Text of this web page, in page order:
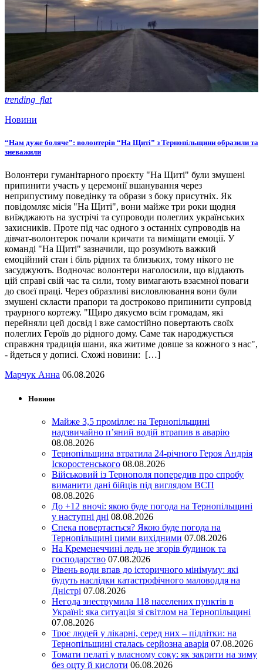
trending_flat
Новини
“Нам дуже боляче”: волонтерів “На Щиті” з Тернопільщини образили та
зневажили
Волонтери гуманітарного проєкту "На Щиті" були змушені
припинити участь у церемонії вшанування через
неприпустиму поведінку та образи з боку присутніх. Як
повідомляє місія "На Щиті", вони майже три роки щодня
виїжджають на зустрічі та супроводи полеглих українських
захисників. Проте під час одного з останніх супроводів на
дівчат-волонтерок почали кричати та виміщати емоції. У
команді "На Щиті" зазначили, що розуміють важкий
емоційний стан і біль рідних та близьких, тому нікого не
засуджують. Водночас волонтери наголосили, що віддають
цій справі свій час та сили, тому вимагають взаємної поваги
до своєї праці. Через образливі висловлювання вони були
змушені скласти прапори та достроково припинити супровід
траурного кортежу. "Щиро дякуємо всім громадам, які
перейняли цей досвід і вже самостійно повертають своїх
полеглих Героїв до рідного дому. Саме так народжується
справжня традиція шани, яка житиме довше за кожного з нас",
- йдеться у дописі. Схожі новини: […]
Марчук Анна 06.08.2026
Новини
Майже 3,5 промілле: на Тернопільщині
надзвичайно п’яний водій втрапив в аварію
08.08.2026
Тернопільщина втратила 24-річного Героя Андрія
Іскоростенського 08.08.2026
Військовий із Тернополя попередив про спробу
виманити дані бійців під виглядом ВСП
08.08.2026
До +12 вночі: якою буде погода на Тернопільщині
у наступні дні 08.08.2026
Спека повертається? Якою буде погода на
Тернопільщині цими вихідними 07.08.2026
На Кременеччині ледь не згорів будинок та
господарство 07.08.2026
Рівень води впав до історичного мінімуму: які
будуть наслідки катастрофічного маловоддя на
Дністрі 07.08.2026
Негода знеструмила 118 населених пунктів в
Україні: яка ситуація зі світлом на Тернопільщині
07.08.2026
Троє людей у лікарні, серед них – підлітки: на
Тернопільщині сталась серйозна аварія 07.08.2026
Томати пелаті у власному соку: як закрити на зиму
без оцту й кислоти 06.08.2026